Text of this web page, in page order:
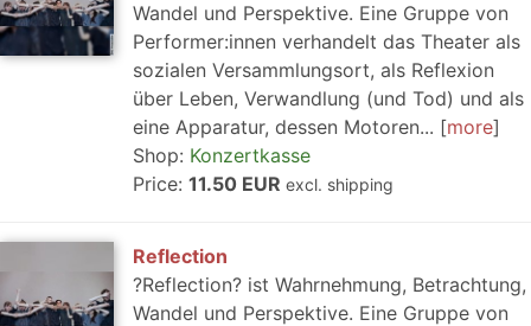
Wandel und Perspektive. Eine Gruppe von
Performer:innen verhandelt das Theater als
sozialen Versammlungsort, als Reflexion
über Leben, Verwandlung (und Tod) und als
eine Apparatur, dessen Motoren...
more
Shop: Konzertkasse
Price: 11.50 EUR excl. shipping
Reflection
?Reflection? ist Wahrnehmung, Betrachtung,
Wandel und Perspektive. Eine Gruppe von